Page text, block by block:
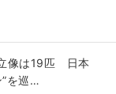
像は19匹 日本
”を巡…